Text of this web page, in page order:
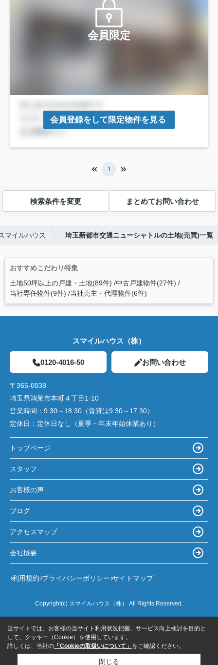
会員限定
会員登録をして限定物件を見る
1
検索条件を変更 まとめてお問い合わせ
マイルハウス 埼玉新都市交通ニューシャトルの土地(売買)一覧
おすすめこだわり特集
土地50坪以上の戸建・土地(89件) 中古戸建物件(27件)
当社専任物件(9件) 当社売主・代理物件(6件)
スマイルハウス（株）
0120-4016-50 お問い合わせ
〒365-0038
埼玉県鴻巣市本町４丁目1-10
営業時間： 9:30～18:30（賃貸は9:30～17:30）
定休日： 定休日なし（夏季・年末年始休業あり）
トップページ
スタッフ
お客様の声
ブログ
アクセスマップ
会社概要
利用規約 プライバシーポリシー サイトマップ
Copyright(c) スマイルハウス（株） All Rights Reserved.
当サイトでは、お客様の当サイト利用状況把握、サービス向上検討を目的と
して、クッキー（Cookie）を使用しています。
詳しくは、当社の 「Cookieの取扱いについて」 をご確認ください。
閉じる